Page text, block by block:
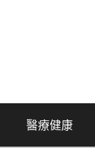
醫療健康